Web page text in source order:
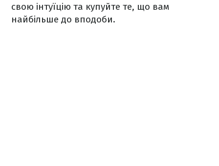
свою інтуїцію та купуйте те, що вам
найбільше до вподоби.